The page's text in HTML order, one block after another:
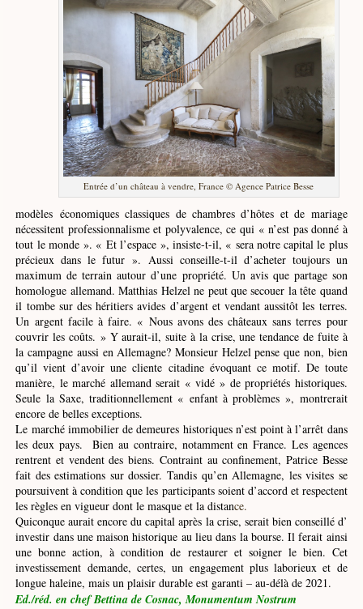
Entrée d’un château à vendre, France © Agence Patrice Besse
modèles économiques classiques de chambres d’hôtes et de mariage
nécessitent professionnalisme et polyvalence, ce qui « n’est pas donné à
tout le monde ». « Et l’espace », insiste-t-il, « sera notre capital le plus
précieux dans le futur ». Aussi conseille-t-il d’acheter toujours un
maximum de terrain autour d’une propriété. Un avis que partage son
homologue allemand. Matthias Helzel ne peut que secouer la tête quand
il tombe sur des héritiers avides d’argent et vendant aussitôt les terres.
Un argent facile à faire. « Nous avons des châteaux sans terres pour
couvrir les coûts. » Y aurait-il, suite à la crise, une tendance de fuite à
la campagne aussi en Allemagne? Monsieur Helzel pense que non, bien
qu’il vient d’avoir une cliente citadine évoquant ce motif. De toute
manière, le marché allemand serait « vidé » de propriétés historiques.
Seule la Saxe, traditionnellement « enfant à problèmes », montrerait
encore de belles exceptions.
Le marché immobilier de demeures historiques n’est point à l’arrêt dans
les deux pays. Bien au contraire, notamment en France. Les agences
rentrent et vendent des biens. Contraint au confinement, Patrice Besse
fait des estimations sur dossier. Tandis qu’en Allemagne, les visites se
poursuivent à condition que les participants soient d’accord et respectent
les règles en vigueur dont le masque et la distance.
Quiconque aurait encore du capital après la crise, serait bien conseillé d’
investir dans une maison historique au lieu dans la bourse. Il ferait ainsi
une bonne action, à condition de restaurer et soigner le bien. Cet
investissement demande, certes, un engagement plus laborieux et de
longue haleine, mais un plaisir durable est garanti – au-délà de 2021.
Ed./réd. en chef Bettina de Cosnac, Monumentum Nostrum